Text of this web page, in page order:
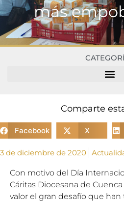
más
Comparte
Facebook X
3 de diciembre de 2020
Con motivo del Día
Cáritas Diocesana de
valor el gran desafío que